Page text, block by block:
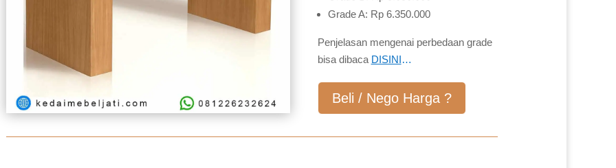
Grade A: Rp 6.350.000
Penjelasan mengenai perbedaan grade
bisa dibaca DISINI…
Beli / Nego Harga ?